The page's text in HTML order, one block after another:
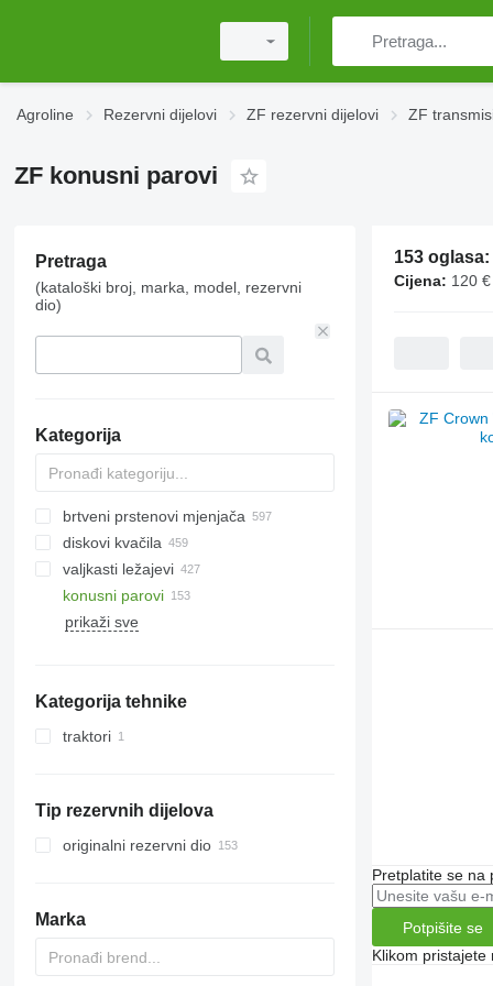
Agroline Rezervni dijelovi ZF rezervni dijelovi ZF
ZF konusni parovi
Pretraga
(kataloški broj, marka, model, rezervni
dio)
Kategorija
brtveni prstenovi mjenjača
diskovi kvačila
valjkasti ležajevi
konusni parovi
prikaži sve
Kategorija tehnike
traktori
Tip rezervnih dijelova
originalni rezervni dio
Marka
153 oglasa:
Cijena: 120
Pretplatite se na
Potpišite se
Klikom pristajete